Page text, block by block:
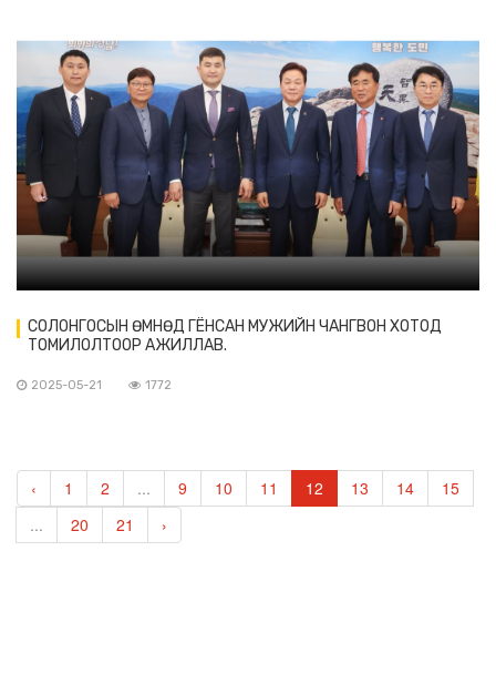
СОЛОНГОСЫН ӨМНӨД ГЁНСАН МУЖИЙН ЧАНГВОН ХОТОД
ТОМИЛОЛТООР АЖИЛЛАВ.
2025-05-21 1772
‹ 1 2 ... 9 10 11 12 13 14
15
...
20 21 ›